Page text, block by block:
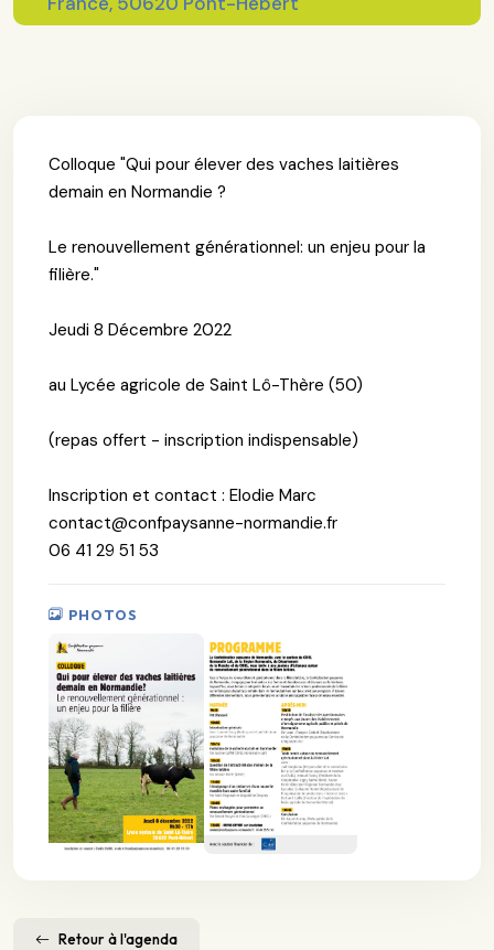
Colloque "Qui pour élever des vaches laitières
demain en Normandie ?
Le renouvellement générationnel: un enjeu pour la
filière."
Jeudi 8 Décembre 2022
au Lycée agricole de Saint Lô-Thère (50)
(repas offert - inscription indispensable)
Inscription et contact : Elodie Marc
contact@confpaysanne-normandie.fr
06 41 29 51 53
PHOTOS
Retour à l'agenda